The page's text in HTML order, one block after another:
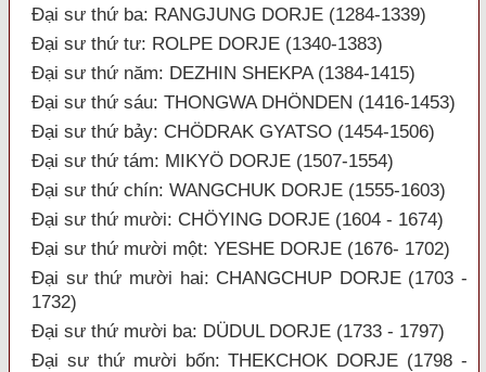
Đại sư thứ ba: RANGJUNG DORJE (1284-1339)
Đại sư thứ tư: ROLPE DORJE (1340-1383)
Đại sư thứ năm: DEZHIN SHEKPA (1384-1415)
Đại sư thứ sáu: THONGWA DHÖNDEN (1416-1453)
Đại sư thứ bảy: CHÖDRAK GYATSO (1454-1506)
Đại sư thứ tám: MIKYÖ DORJE (1507-1554)
Đại sư thứ chín: WANGCHUK DORJE (1555-1603)
Đại sư thứ mười: CHÖYING DORJE (1604 - 1674)
Đại sư thứ mười một: YESHE DORJE (1676- 1702)
Đại sư thứ mười hai: CHANGCHUP DORJE (1703 -
1732)
Đại sư thứ mười ba: DÜDUL DORJE (1733 - 1797)
Đại sư thứ mười bốn: THEKCHOK DORJE (1798 -